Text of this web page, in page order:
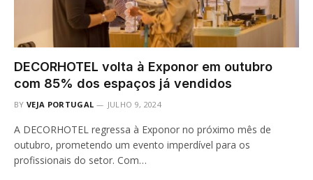
DECORHOTEL volta à Exponor em outubro
com 85% dos espaços já vendidos
BY VEJA PORTUGAL JULHO 9, 2024
A DECORHOTEL regressa à Exponor no próximo mês de
outubro, prometendo um evento imperdível para os
profissionais do setor. Com…